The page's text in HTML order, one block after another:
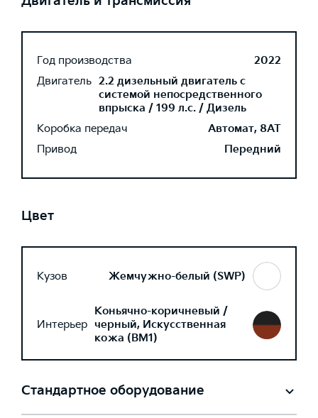
Год производства
2022
Двигатель 2.2 дизельный двигатель с
системой непосредственного
впрыска / 199 л.с. / Дизель
Коробка передач
Автомат, 8AT
Привод
Передний
Цвет
Кузов Жемчужно-белый (SWP)
Интерьер
Коньячно-коричневый /
черный, Искусственная
кожа (BM1)
Стандартное оборудование